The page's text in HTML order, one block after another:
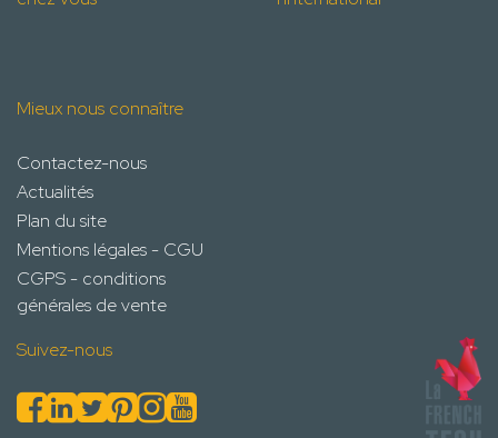
Mieux nous connaître
Contactez-nous
Actualités
Plan du site
Mentions légales - CGU
CGPS - conditions
générales de vente
Suivez-nous